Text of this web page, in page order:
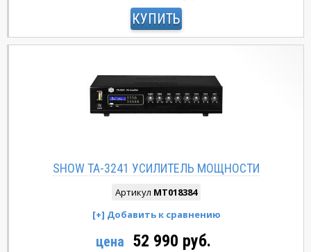
КУПИТЬ
SHOW TA-3241 УСИЛИТЕЛЬ МОЩНОСТИ
Артикул MT018384
цена 52 990 руб.